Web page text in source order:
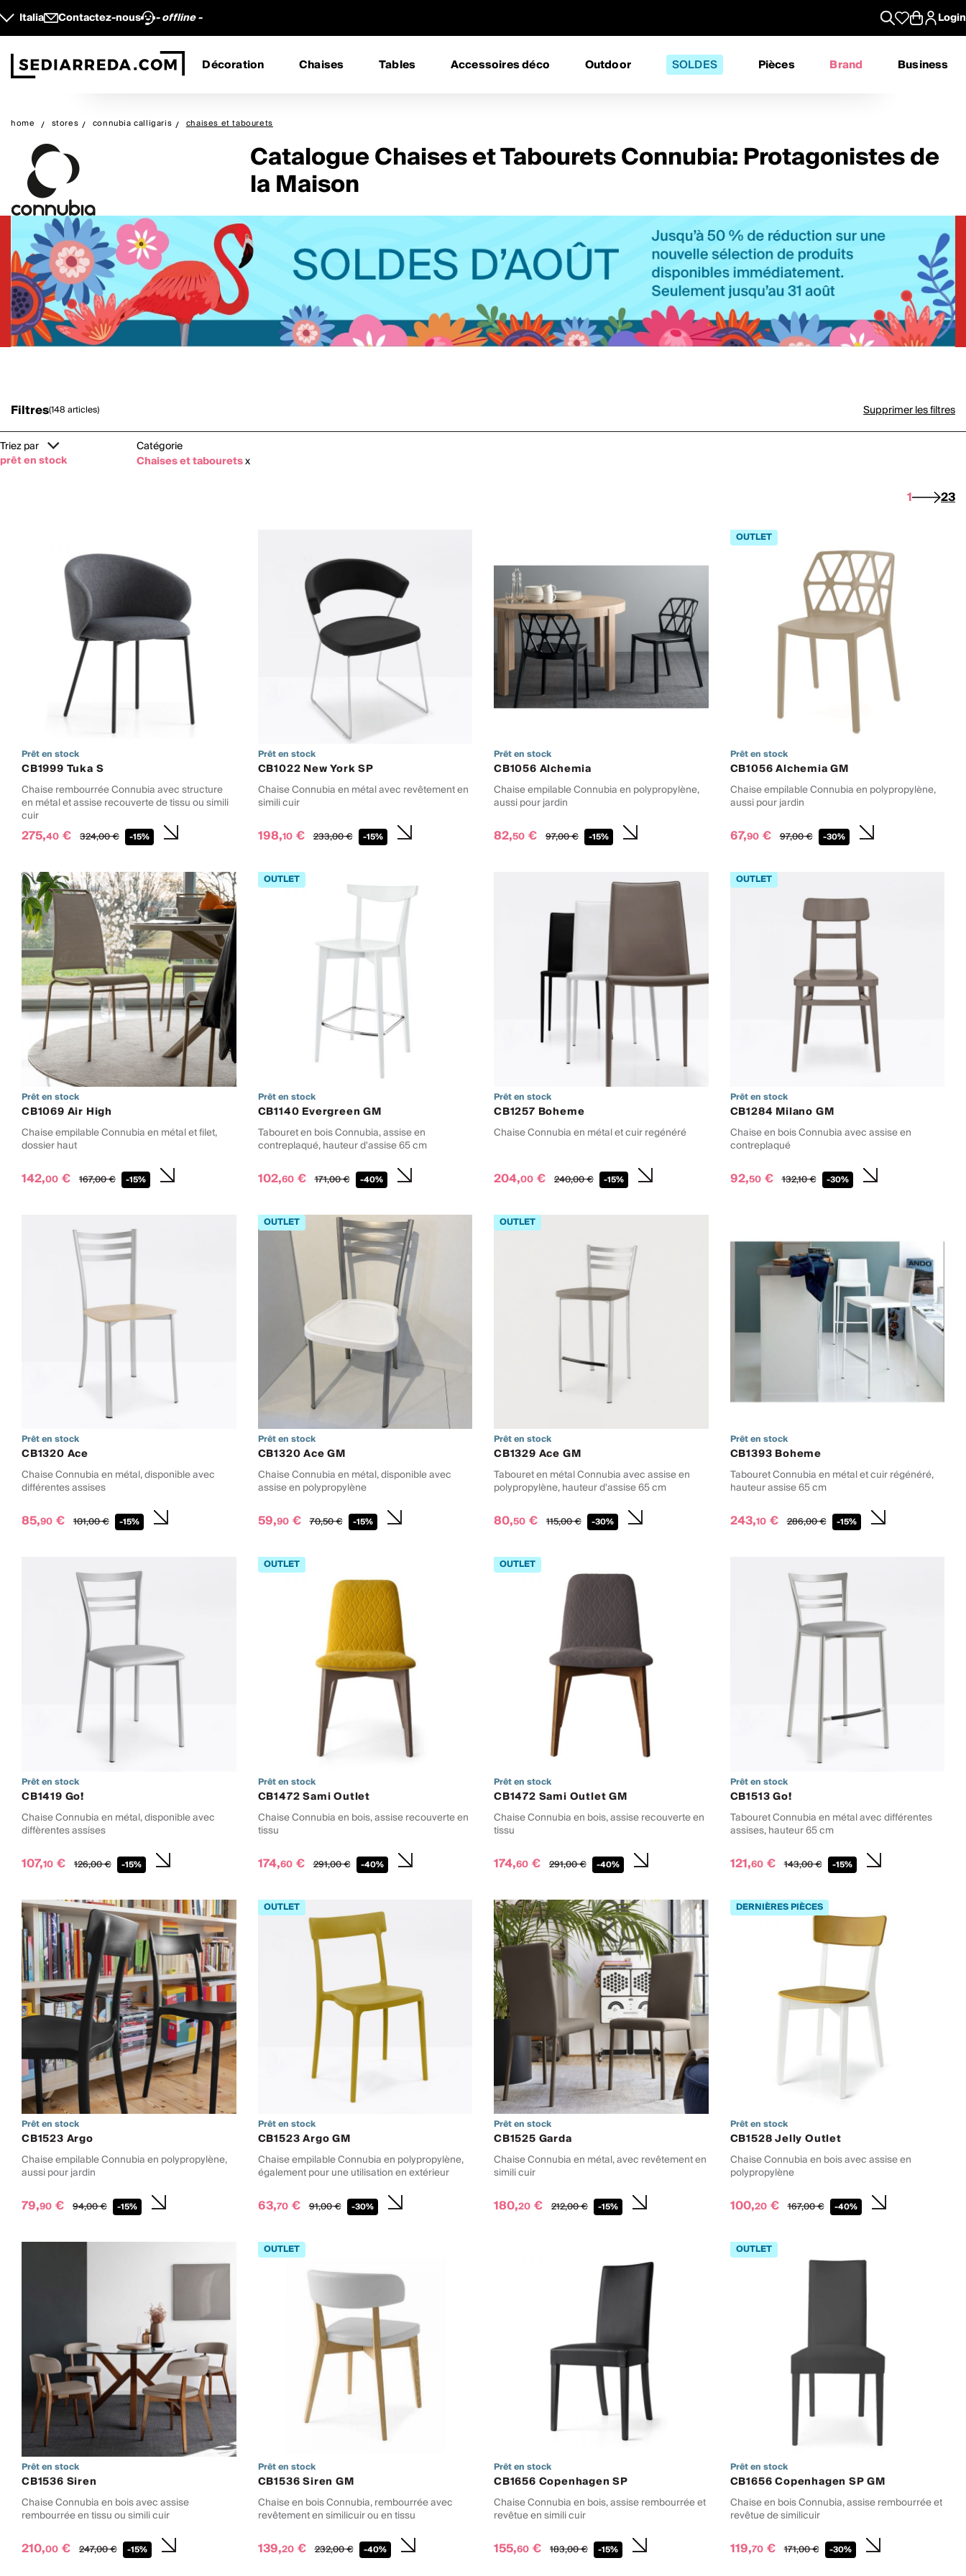
Italia Contactez-nous - offline - Login
Décoration Chaises Tables Accessoires déco Outdoor SOLDES Pièces Brand Business
home stores connubia calligaris chaises et tabourets
Catalogue Chaises et Tabourets Connubia: Protagonistes de
la Maison
Filtres(148 articles) Supprimer les filtres
Triez par
prêt en stock
Catégorie
Chaises et tabouretsx
1 23
Prêt en stock
CB1999 Tuka S
Chaise rembourrée Connubia avec structure
en métal et assise recouverte de tissu ou simili
cuir
275,40 € 324,00€ -15%
Prêt en stock
CB1022 New York SP
Chaise Connubia en métal avec revêtement en
simili cuir
198,10€ 233,00€ -15%
Prêt en stock
CB1056 Alchemia
Chaise empilable Connubia en polypropylène,
aussi pour jardin
82,50 € 97,00€ -15%
Prêt en stock
CB1056 Alchemia GM
Chaise empilable Connubia en polypropylène,
aussi pour jardin
67,90€ 97,00€ -30%
Prêt en stock
CB1069 Air High
Chaise empilable Connubia en métal et filet,
dossier haut
142,00 € 167,00€ -15%
Prêt en stock
CB1140 Evergreen GM
Tabouret en bois Connubia, assise en
contreplaqué, hauteur d'assise 65 cm
102,60€ 171,00€ -40%
Prêt en stock
CB1257 Boheme
Chaise Connubia en métal et cuir regénéré
204,00 € 240,00€ -15%
Prêt en stock
CB1284 Milano GM
Chaise en bois Connubia avec assise en
contreplaqué
92,50€ 132,10€ -30%
Prêt en stock
CB1320 Ace
Chaise Connubia en métal, disponible avec
différentes assises
85,90 € 101,00€ -15%
Prêt en stock
CB1320 Ace GM
Chaise Connubia en métal, disponible avec
assise en polypropylène
59,90€ 70,50€ -15%
Prêt en stock
CB1329 Ace GM
Tabouret en métal Connubia avec assise en
polypropylène, hauteur d'assise 65 cm
80,50 € 115,00€ -30%
Prêt en stock
CB1393 Boheme
Tabouret Connubia en métal et cuir régénéré,
hauteur assise 65 cm
243,10€ 286,00€ -15%
Prêt en stock
CB1419 Go!
Chaise Connubia en métal, disponible avec
diffèrentes assises
107,10 € 126,00€ -15%
Prêt en stock
CB1472 Sami Outlet
Chaise Connubia en bois, assise recouverte en
tissu
174,60€ 291,00€ -40%
Prêt en stock
CB1472 Sami Outlet GM
Chaise Connubia en bois, assise recouverte en
tissu
174,60 € 291,00€ -40%
Prêt en stock
CB1513 Go!
Tabouret Connubia en métal avec différentes
assises, hauteur 65 cm
121,60€ 143,00€ -15%
Prêt en stock
CB1523 Argo
Chaise empilable Connubia en polypropylène,
aussi pour jardin
79,90 € 94,00€ -15%
Prêt en stock
CB1523 Argo GM
Chaise empilable Connubia en polypropylène,
également pour une utilisation en extérieur
63,70€ 91,00€ -30%
Prêt en stock
CB1525 Garda
Chaise Connubia en métal, avec revêtement en
simili cuir
180,20 € 212,00€ -15%
Prêt en stock
CB1528 Jelly Outlet
Chaise Connubia en bois avec assise en
polypropylène
100,20€ 167,00€ -40%
Prêt en stock
CB1536 Siren
Chaise Connubia en bois avec assise
rembourrée en tissu ou simili cuir
210,00 € 247,00€ -15%
Prêt en stock
CB1536 Siren GM
Chaise en bois Connubia, rembourrée avec
revêtement en similicuir ou en tissu
139,20€ 232,00€ -40%
Prêt en stock
CB1656 Copenhagen SP
Chaise Connubia en bois, assise rembourrée et
revêtue en simili cuir
155,60 € 183,00€ -15%
Prêt en stock
CB1656 Copenhagen SP GM
Chaise en bois Connubia, assise rembourrée et
revêtue de similicuir
119,70€ 171,00€ -30%